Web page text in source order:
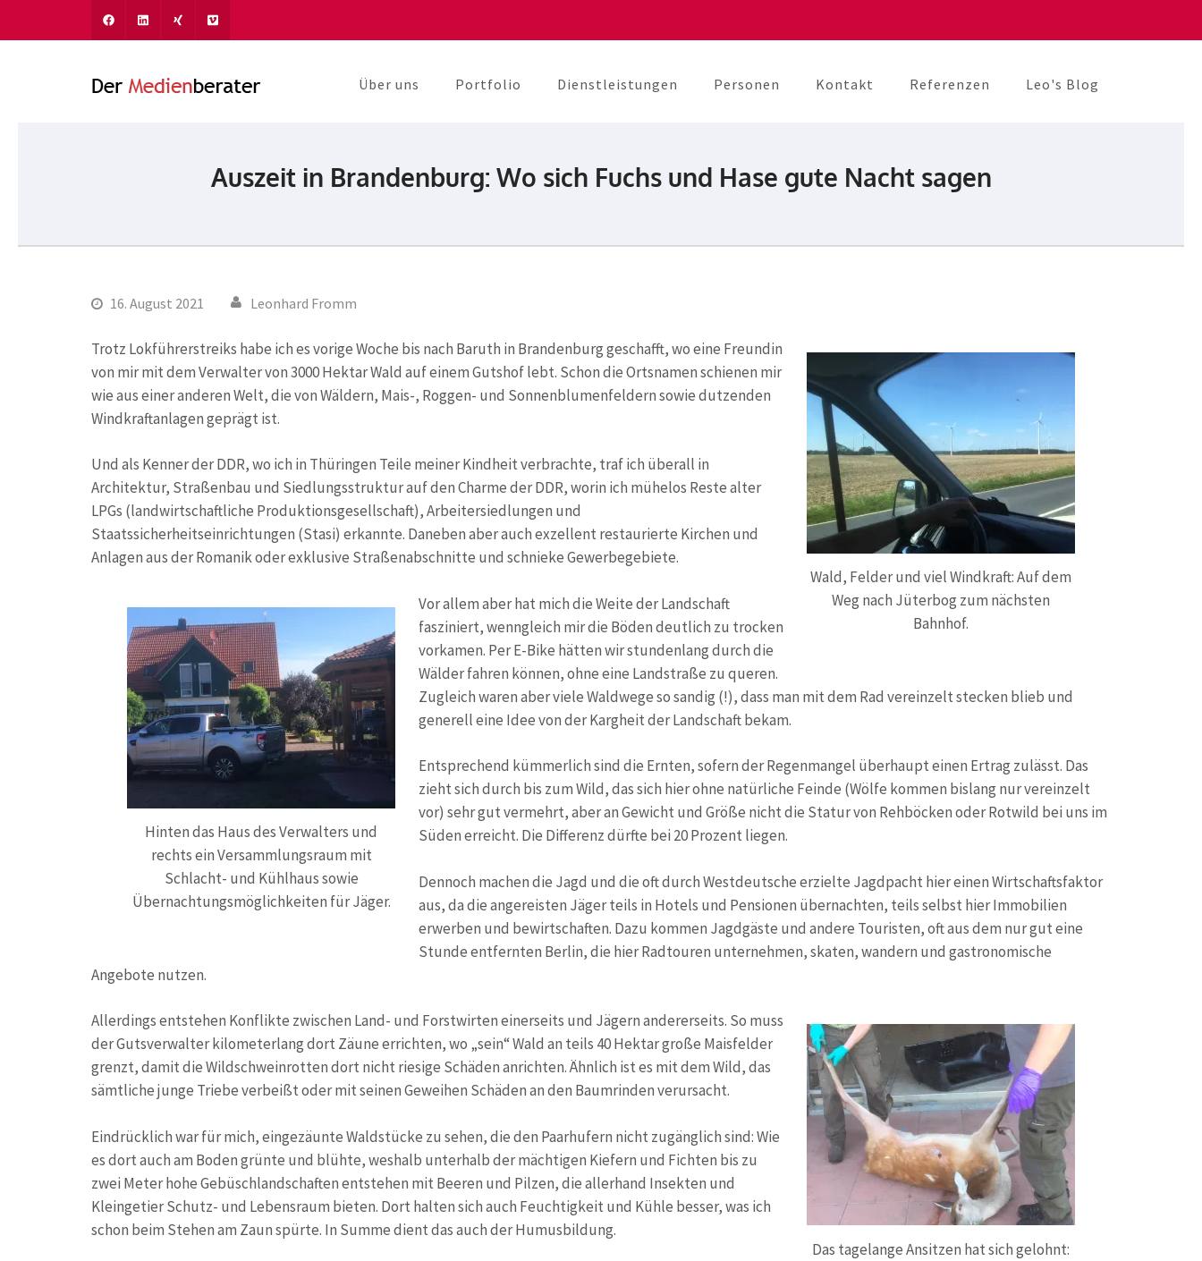
Über uns Portfolio Dienstleistungen Personen Kontakt Referenzen Leo's Blog
Auszeit in Brandenburg: Wo sich Fuchs und Hase gute Nacht sagen
16. August 2021 Leonhard Fromm
Wald, Felder und viel Windkraft: Auf dem
Weg nach Jüterbog zum nächsten
Bahnhof.
Trotz Lokführerstreiks habe ich es vorige Woche bis nach Baruth in Brandenburg geschafft, wo eine Freundin
von mir mit dem Verwalter von 3000 Hektar Wald auf einem Gutshof lebt. Schon die Ortsnamen schienen mir
wie aus einer anderen Welt, die von Wäldern, Mais-, Roggen- und Sonnenblumenfeldern sowie dutzenden
Windkraftanlagen geprägt ist.
Und als Kenner der DDR, wo ich in Thüringen Teile meiner Kindheit verbrachte, traf ich überall in
Architektur, Straßenbau und Siedlungsstruktur auf den Charme der DDR, worin ich mühelos Reste alter
LPGs (landwirtschaftliche Produktionsgesellschaft), Arbeitersiedlungen und
Staatssicherheitseinrichtungen (Stasi) erkannte. Daneben aber auch exzellent restaurierte Kirchen und
Anlagen aus der Romanik oder exklusive Straßenabschnitte und schnieke Gewerbegebiete.
Hinten das Haus des Verwalters und
rechts ein Versammlungsraum mit
Schlacht- und Kühlhaus sowie
Übernachtungsmöglichkeiten für Jäger.
Vor allem aber hat mich die Weite der Landschaft
fasziniert, wenngleich mir die Böden deutlich zu trocken
vorkamen. Per E-Bike hätten wir stundenlang durch die
Wälder fahren können, ohne eine Landstraße zu queren.
Zugleich waren aber viele Waldwege so sandig (!), dass man mit dem Rad vereinzelt stecken blieb und
generell eine Idee von der Kargheit der Landschaft bekam.
Entsprechend kümmerlich sind die Ernten, sofern der Regenmangel überhaupt einen Ertrag zulässt. Das
zieht sich durch bis zum Wild, das sich hier ohne natürliche Feinde (Wölfe kommen bislang nur vereinzelt
vor) sehr gut vermehrt, aber an Gewicht und Größe nicht die Statur von Rehböcken oder Rotwild bei uns im
Süden erreicht. Die Differenz dürfte bei 20 Prozent liegen.
Dennoch machen die Jagd und die oft durch Westdeutsche erzielte Jagdpacht hier einen Wirtschaftsfaktor
aus, da die angereisten Jäger teils in Hotels und Pensionen übernachten, teils selbst hier Immobilien
erwerben und bewirtschaften. Dazu kommen Jagdgäste und andere Touristen, oft aus dem nur gut eine
Stunde entfernten Berlin, die hier Radtouren unternehmen, skaten, wandern und gastronomische
Angebote nutzen.
Das tagelange Ansitzen hat sich gelohnt:
Allerdings entstehen Konflikte zwischen Land- und Forstwirten einerseits und Jägern andererseits. So muss
der Gutsverwalter kilometerlang dort Zäune errichten, wo „sein“ Wald an teils 40 Hektar große Maisfelder
grenzt, damit die Wildschweinrotten dort nicht riesige Schäden anrichten. Ähnlich ist es mit dem Wild, das
sämtliche junge Triebe verbeißt oder mit seinen Geweihen Schäden an den Baumrinden verursacht.
Eindrücklich war für mich, eingezäunte Waldstücke zu sehen, die den Paarhufern nicht zugänglich sind: Wie
es dort auch am Boden grünte und blühte, weshalb unterhalb der mächtigen Kiefern und Fichten bis zu
zwei Meter hohe Gebüschlandschaften entstehen mit Beeren und Pilzen, die allerhand Insekten und
Kleingetier Schutz- und Lebensraum bieten. Dort halten sich auch Feuchtigkeit und Kühle besser, was ich
schon beim Stehen am Zaun spürte. In Summe dient das auch der Humusbildung.